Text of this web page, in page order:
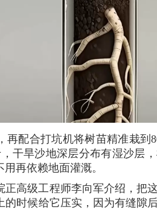
再配合打坑机将树苗精准栽到
干旱沙地深层分布有湿沙层
再依赖地面灌溉。
正高级工程师李向军介绍，把
时候给它压实，因为有缝隙